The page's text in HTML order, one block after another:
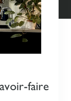
faire